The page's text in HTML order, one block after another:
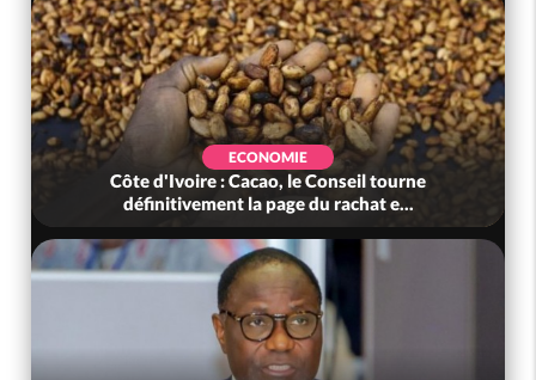
ECONOMIE
Côte d'Ivoire : Cacao, le Conseil tourne
définitivement la page du rachat e...